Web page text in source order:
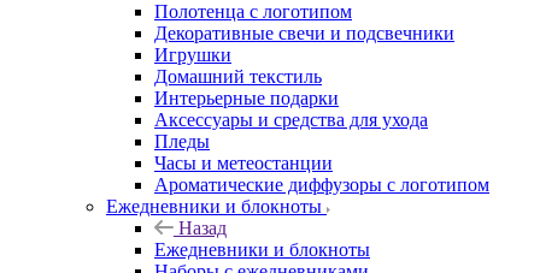
Полотенца с логотипом
Декоративные свечи и подсвечники
Игрушки
Домашний текстиль
Интерьерные подарки
Аксессуары и средства для ухода
Пледы
Часы и метеостанции
Ароматические диффузоры с логотипом
Ежедневники и блокноты
Назад
Ежедневники и блокноты